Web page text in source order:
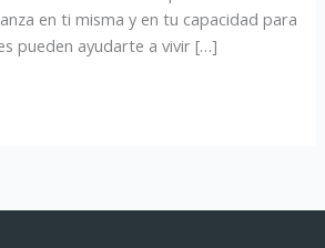
en ti misma y en tu capacidad para
pueden ayudarte a vivir […]